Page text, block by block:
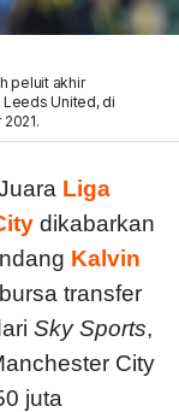
peluit akhir
Leeds United, di
Liga
dikabarkan
Kalvin
transfer
Sky Sports,
City
juta